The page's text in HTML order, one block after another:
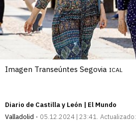
Imagen Transeúntes Segovia ICAL
Diario de Castilla y León | El Mundo
Valladolid
05.12.2024 | 23:41 Actualizado: